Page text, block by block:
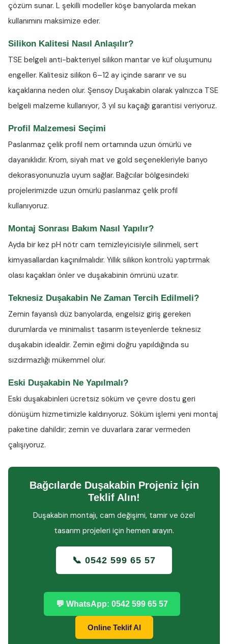
çözüm sunar. L şekilli modeller köşe banyolarda mekan
kullanımını maksimize eder.
Silikon Kalitesi Nasıl Anlaşılır?
TSE belgeli anti-bakteriyel silikon mantar ve küf oluşumunu
engeller. Kalitesiz silikon 6–12 ay içinde sararır ve su
kaçaklarına neden olur. Şensoy Duşakabin olarak yalnızca TSE
belgeli malzeme kullanıyor, 3 yıl su kaçağı garantisi veriyoruz.
Profil Malzemesi Seçimi
Paslanmaz çelik profil nem ortamında uzun ömürlü ve
dayanıklıdır. Krom, siyah mat ve gold seçenekleriyle banyo
dekorasyonunuzla uyum sağlar. Bağcılar bölgesindeki
projelerimizde uzun ömürlü paslanmaz çelik profil
kullanıyoruz.
Montaj Sonrası Bakım Nasıl Yapılır?
Ayda bir kez pH nötr cam temizleyicisiyle silinmeli, sert
kimyasallardan kaçınılmalıdır. Yıllık silikon kontrolü yaptırmak
olası kaçakları önler ve duşakabinin ömrünü uzatır.
Teknesiz Duşakabin Ne Zaman Tercih Edilmeli?
Zemin fayanslı düz banyolarda, engelsiz giriş gereken
durumlarda ve minimalist tasarım isteyenlerde teknesiz
duşakabin idealdir. Zemin eğimi doğru yapıldığında su
sızdırmazlığı mükemmel olur.
Eski Duşakabin Ne Yapılmalı?
Eski duşakabinleri ücretsiz söküm ve çevre dostu geri
dönüşüm hizmetimizle kaldırıyoruz. Söküm işlemi yeni montaj
paketine dahildir; zemin ve duvarlara zarar vermeden
çalışıyoruz.
Bağcılarde Duşakabin Projeniz İçin
Teklif Alın!
Duşakabin montajı, cam değişimi, tamir ve özel
tasarım projeleri için hemen arayın.
📞 0542 599 65 57
💬 WhatsApp: 0542 599 65 57
Online Teklif Al